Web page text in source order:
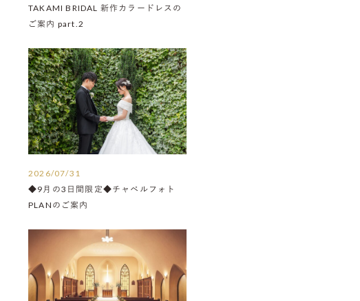
TAKAMI BRIDAL 新作カラードレスの
ご案内 part.2
2026/07/31
◆9月の3日間限定◆チャペルフォト
PLANのご案内